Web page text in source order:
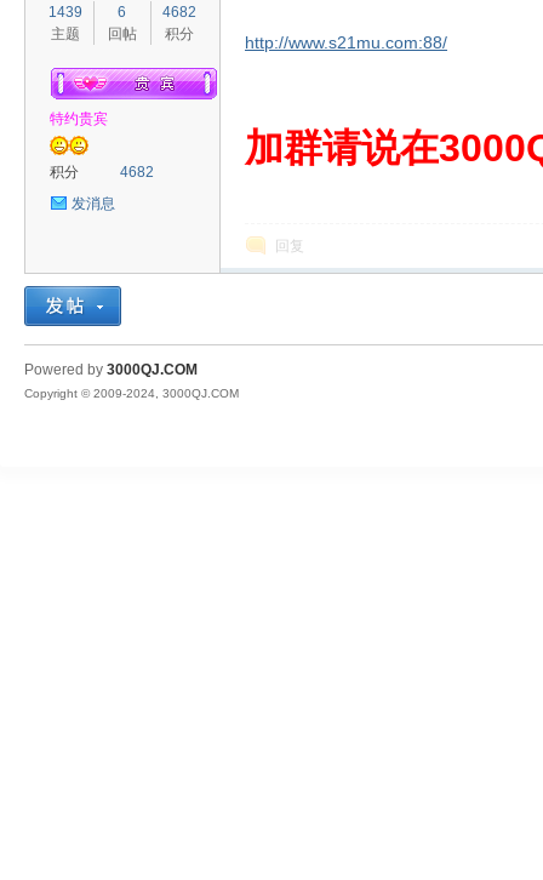
QJ
1439
主题
6
回帖
4682
积分
特约贵宾
积分
4682
发消息
http://www.s21mu.com:88/
加群请说在
回复
Powered by 3000QJ.COM
Copyright © 2009-2024, 3000QJ.COM